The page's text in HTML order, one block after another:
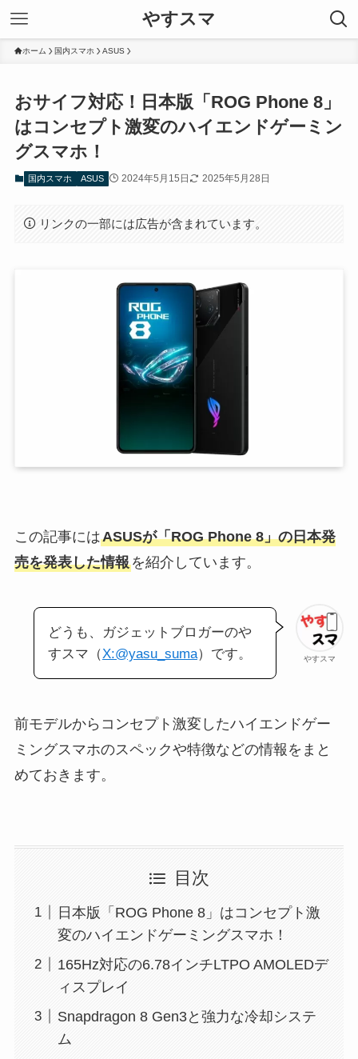
やすスマ
ホーム 国内スマホ ASUS
おサイフ対応！日本版「ROG Phone 8」
はコンセプト激変のハイエンドゲーミン
グスマホ！
国内スマホ ASUS 2024年5月15日 2025年5月28日
リンクの一部には広告が含まれています。
この記事にはASUSが「ROG Phone 8」の日本発
売を発表した情報を紹介しています。
やすスマ
どうも、ガジェットブロガーのや
すスマ（X:@yasu_suma）です。
前モデルからコンセプト激変したハイエンドゲー
ミングスマホのスペックや特徴などの情報をまと
めておきます。
目次
日本版「ROG Phone 8」はコンセプト激
変のハイエンドゲーミングスマホ！
165Hz対応の6.78インチLTPO AMOLEDデ
ィスプレイ
Snapdragon 8 Gen3と強力な冷却システ
ム